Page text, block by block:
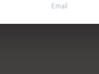
Email